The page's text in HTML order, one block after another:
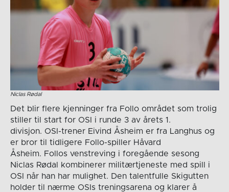
Niclas Rødal
Det blir flere kjenninger fra Follo området som trolig
stiller til start for OSI i runde 3 av årets 1.
divisjon. OSI-trener Eivind Åsheim er fra Langhus og
er bror til tidligere Follo-spiller Håvard
Åsheim. Follos venstreving i foregående sesong
Niclas Rødal kombinerer militærtjeneste med spill i
OSI når han har mulighet. Den talentfulle Skigutten
holder til nærme OSIs treningsarena og klarer å